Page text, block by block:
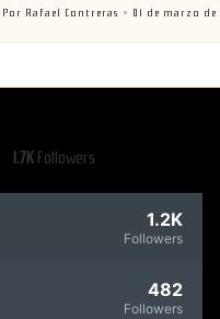
por
Por Rafael Contreras 01 de marzo de
1.7KFollowers
1.2K
Followers
482
Followers